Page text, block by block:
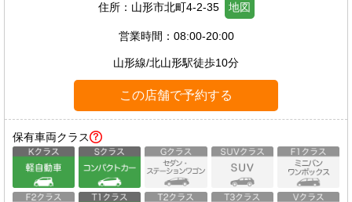
住所： 山形市北町4-2-35 地図
営業時間： 08:00-20:00
山形線/北山形駅徒歩10分
この店舗で予約する
保有車両クラス